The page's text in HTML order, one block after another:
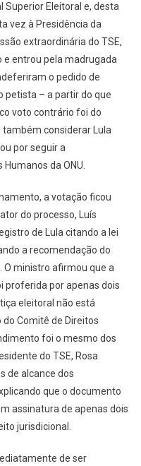
Superior Eleitoral e, desta
vez à Presidência da
extraordinária do TSE,
e entrou pela madrugada
o pedido de
petista – a partir do que
voto contrário foi do
também considerar Lula
por seguir a
da ONU.
a votação ficou
do processo, Luís
de Lula citando a lei
a recomendação do
O ministro afirmou que a
proferida por apenas dois
eleitoral não está
Comitê de Direitos
foi o mesmo dos
do TSE, Rosa
de alcance dos
que o documento
assinatura de apenas dois
jurisdicional.
de ser